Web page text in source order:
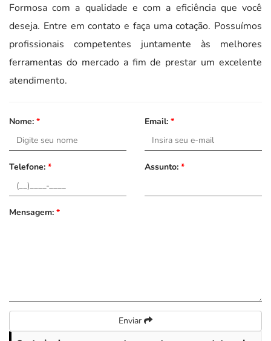
Formosa com a qualidade e com a eficiência que você
deseja. Entre em contato e faça uma cotação. Possuímos
profissionais competentes juntamente às melhores
ferramentas do mercado a fim de prestar um excelente
atendimento.
Nome: * Email: *
Telefone: * Assunto: *
Mensagem: *
Enviar